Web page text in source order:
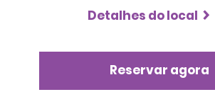
Detalhes do local
Reservar agora